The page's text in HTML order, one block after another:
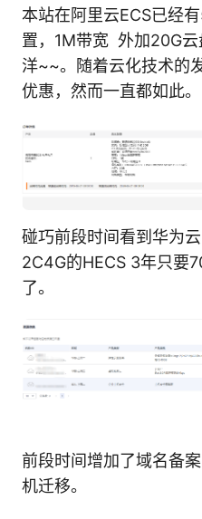
本站在阿里云ECS已经
置，1M带宽 外加20G
洋~~。随着云化技术的
优惠，然而一直都如此。
碰巧前段时间看到华为
2C4G的HECS 3年只要
了。
前段时间增加了域名备
机迁移。